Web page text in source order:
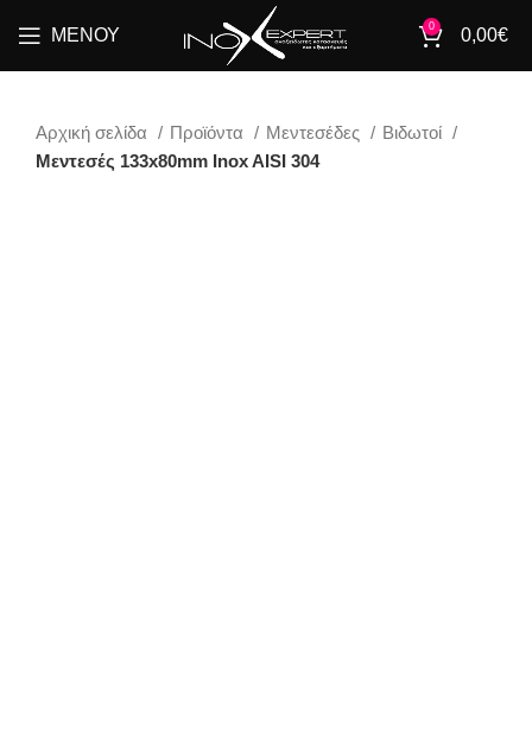
ΜΕΝΟΎ 0 0,00€
Αρχική σελίδα Προϊόντα Μεντεσέδες
Βιδωτοί
Μεντεσές 133x80mm Inox AISI 304